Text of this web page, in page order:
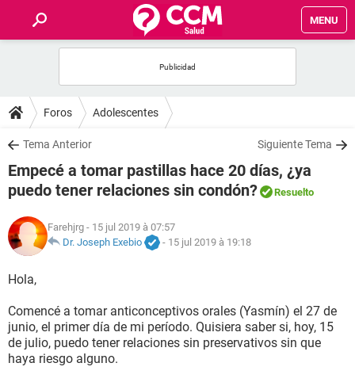
MENU
FORUMS
SALUD
FAMILIA
NUTRICIÓN
SEXUALIDAD
GLOSARIO
Foros Adolescentes
Tema Anterior Siguiente Tema
Empecé a tomar pastillas hace 20 días, ¿ya
puedo tener relaciones sin condón?
Resuelto
Farehjrg - 15 jul 2019 à 07:57
Dr. Joseph Exebio
- 15 jul 2019 à 19:18
Hola,
Comencé a tomar anticonceptivos orales (Yasmín) el 27 de
junio, el primer día de mi período. Quisiera saber si, hoy, 15
de julio, puedo tener relaciones sin preservativos sin que
haya riesgo alguno.